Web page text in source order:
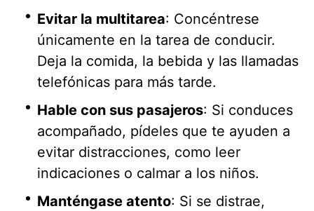
Evitar la multitarea: Concéntrese
únicamente en la tarea de conducir.
Deja la comida, la bebida y las llamadas
telefónicas para más tarde.
Hable con sus pasajeros: Si conduces
acompañado, pídeles que te ayuden a
evitar distracciones, como leer
indicaciones o calmar a los niños.
Manténgase atento: Si se distrae,